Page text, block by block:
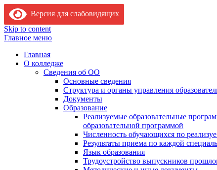
Версия для слабовидящих
Skip to content
Главное меню
Главная
О колледже
Сведения об ОО
Основные сведения
Структура и органы управления
Документы
Образование
Реализуемые образовательные
образовательной программой
Численность обучающихся по
Результаты приема по каждой
Язык образования
Трудоустройство выпускников